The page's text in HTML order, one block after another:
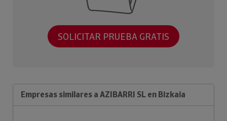
SOLICITAR PRUEBA GRATIS
Empresas similares a AZIBARRI SL en Bizkaia